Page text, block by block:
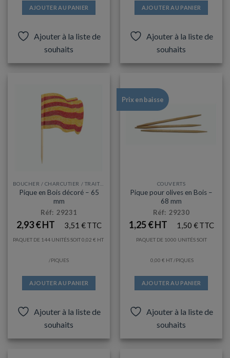
AJOUTER AU PANIER
Ajouter à la liste de
souhaits
AJOUTER AU PANIER
Ajouter à la liste de
souhaits
Pique en Bois décoré – 65
mm
Réf: 29231
2,93€ 3,51 €
PAQUET DE 144 UNITÉS SOIT0,02 €
/PIQUES
AJOUTER AU PANIER
Ajouter à la liste de
souhaits
Prix en baisse
COUVERTS
Pique pour olives en Bois –
68 mm
Réf: 29230
1,25€ 1,50 €
PAQUET DE 1000 UNITÉS SOIT
0,00 € /PIQUES
AJOUTER AU PANIER
Ajouter à la liste de
souhaits